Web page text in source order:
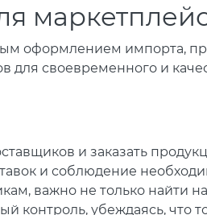
оформлением импорта,
для своевременного и
и заказать
и соблюдение
важно не только найти
контроль, убеждаясь, что